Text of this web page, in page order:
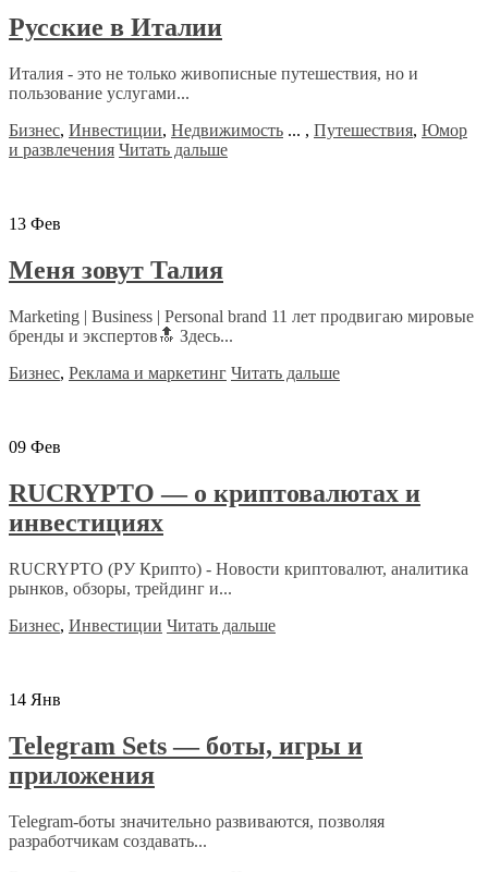
Русские в Италии
Италия - это не только живописные путешествия, но и
пользование услугами...
Бизнес, Инвестиции, Недвижимость ... , Путешествия, Юмор
и развлечения Читать дальше
13 Фев
Меня зовут Талия
Marketing | Business | Personal brand 11 лет продвигаю мировые
бренды и экспертов🔝 Здесь...
Бизнес, Реклама и маркетинг Читать дальше
09 Фев
RUCRYPTO — о криптовалютах и
инвестициях
RUCRYPTO (РУ Крипто) - Новости криптовалют, аналитика
рынков, обзоры, трейдинг и...
Бизнес, Инвестиции Читать дальше
14 Янв
Telegram Sets — боты, игры и
приложения
Telegram-боты значительно развиваются, позволяя
разработчикам создавать...